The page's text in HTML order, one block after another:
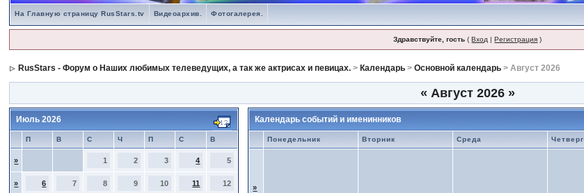
На Главную страницу RusStars.tv Видеоархив. Фотогалерея.
Здравствуйте, гость (Вход |Регистрация )
RusStars - Форум о Наших любимых телеведущих, а так же актрисах и певицах. > Календарь >Основной календарь > Август 2026
« Август 2026 »
Июль 2026
П В С Ч П С В
» 1 2 3 4 5
» 6 7 8 9 10 11 12
Календарь событий и именинников
Понедельник Вторник Среда Четверг
»